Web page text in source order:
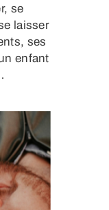
se
laisser
ses
enfant